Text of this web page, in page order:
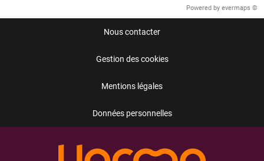
Powered by evermaps ©
Nous contacter
Gestion des cookies
Mentions légales
Données personnelles